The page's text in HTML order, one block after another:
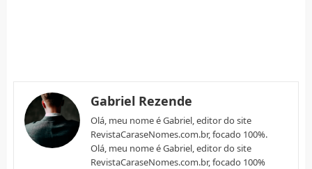
Gabriel Rezende
Olá, meu nome é Gabriel, editor do site
RevistaCaraseNomes.com.br, focado 100%.
Olá, meu nome é Gabriel, editor do site
RevistaCaraseNomes.com.br, focado 100%